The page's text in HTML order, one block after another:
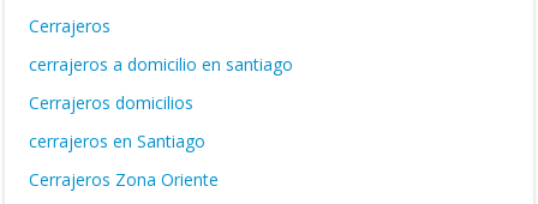
Cerrajeros
cerrajeros a domicilio en santiago
Cerrajeros domicilios
cerrajeros en Santiago
Cerrajeros Zona Oriente